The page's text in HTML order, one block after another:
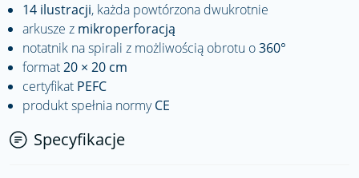
14 ilustracji, każda powtórzona dwukrotnie
arkusze z mikroperforacją
notatnik na spirali z możliwością obrotu o360°
format20 × 20 cm
certyfikat PEFC
produkt spełnia normyCE
Specyfikacje